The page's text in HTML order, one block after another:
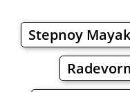
Stepnoy Mayak